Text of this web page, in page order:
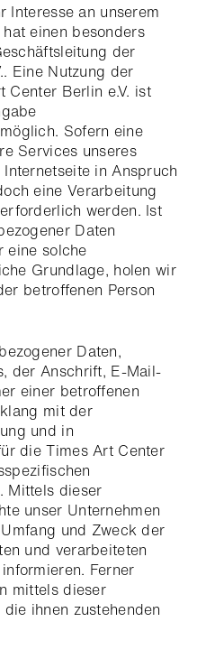
Interesse an unserem
einen besonders
der
Eine Nutzung der
Center Berlin e.V. ist
Sofern eine
Services unseres
in Anspruch
eine Verarbeitung
werden. Ist
Daten
eine solche
Grundlage, holen wir
betroffenen Person
Daten,
der Anschrift, E-Mail-
einer betroffenen
mit der
und in
die Times Art Center
Mittels dieser
unser Unternehmen
und Zweck der
und verarbeiteten
Ferner
mittels dieser
ihnen zustehenden